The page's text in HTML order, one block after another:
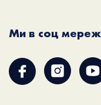
Ми в соц